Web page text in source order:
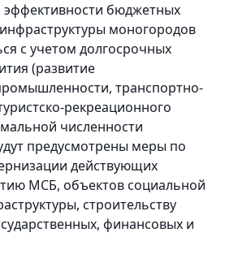
бюджетных
моногородов
с учетом долгосрочных
(развитие
транспортно-
рекреационного
численности
предусмотрены меры по
действующих
МСБ, объектов социальной
строительству
финансовых и